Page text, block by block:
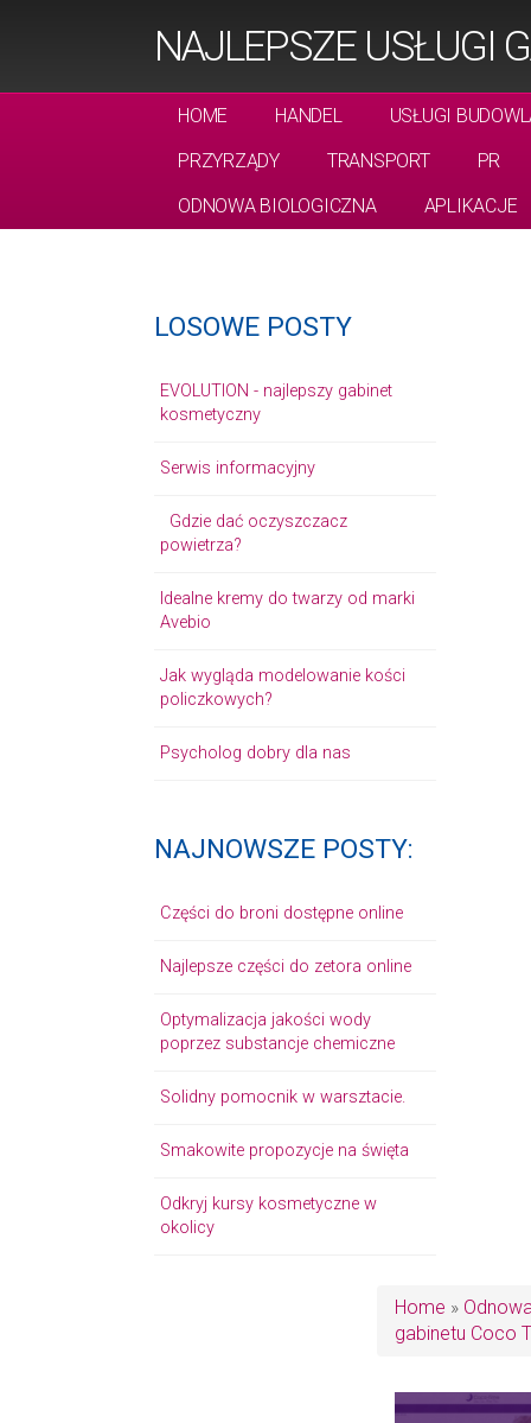
NAJLEPSZE USŁUGI
HOME HANDEL
USŁUGI
PRZYRZĄDY
TRANSPORT
PR
ODNOWA BIOLOGICZNA
APLIKACJE
LOSOWE POSTY
EVOLUTION - najlepszy gabinet
kosmetyczny
Serwis informacyjny
Gdzie dać oczyszczacz
powietrza?
Idealne kremy do twarzy od marki
Avebio
Jak wygląda modelowanie kości
policzkowych?
Psycholog dobry dla nas
NAJNOWSZE POSTY:
Części do broni dostępne online
Najlepsze części do zetora online
Optymalizacja jakości wody
poprzez substancje chemiczne
Solidny pomocnik w warsztacie.
Smakowite propozycje na święta
Odkryj kursy kosmetyczne w
okolicy
Home »
gabinetu Coco